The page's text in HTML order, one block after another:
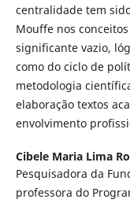
centralidade tem
Mouffe nos
significante vazio,
como do ciclo de
metodologia
elaboração textos
envolvimento
Cibele Maria Lima
Pesquisadora da
professora do